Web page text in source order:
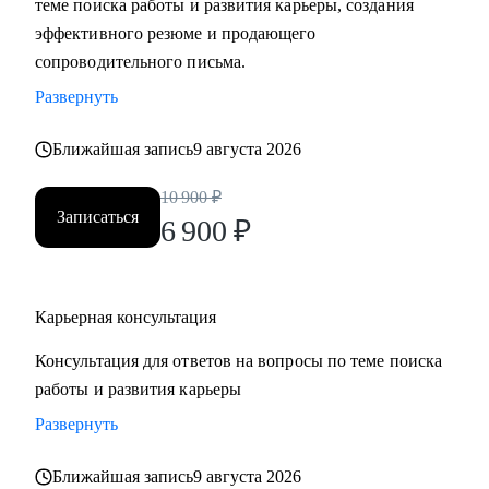
• Составить «продающее» резюме (самостоятельно
формата
• Выбрать между несколькими предложениями о работе и
Кому могу помочь:
Руководителям и специалистам из сфер производства, с/х,
сервисов и из госструктур по функциям:
• Административный блок (финансы, юриспруденция, HR,
ОТиТБ, СБ, ПТО, АХО, GR, секретариат, сметно-
договорная работа)
• Производственно-технический блок, строительство
теме поиска работы и развития карьеры, создания
эффективного резюме и продающего
сопроводительного письма.
Развернуть
Ближайшая запись9 августа 2026
Записаться
10 900 ₽
6 900 ₽
Карьерная консультация
Консультация для ответов на вопросы по теме поиска
работы и развития карьеры
Развернуть
Ближайшая запись9 августа 2026